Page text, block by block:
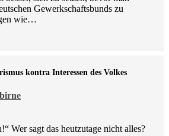
Gewerkschaftsbunds zu
wie…
kontra Inte­ressen des Volkes
Wer sagt das heutzutage nicht alles?